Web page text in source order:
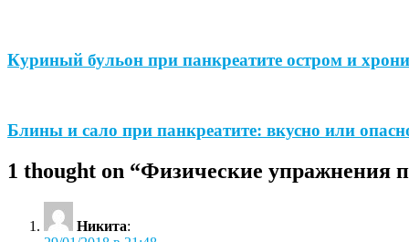
Куриный бульон при панкреатите остром и
Блины и сало при панкреатите: вкусно или
1 thought on “Физические упражнения
Никита: